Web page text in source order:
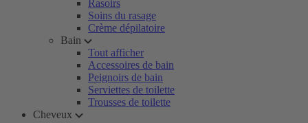
Rasoirs
Soins du rasage
Crème dépilatoire
Bain
Tout afficher
Accessoires de bain
Peignoirs de bain
Serviettes de toilette
Trousses de toilette
Cheveux